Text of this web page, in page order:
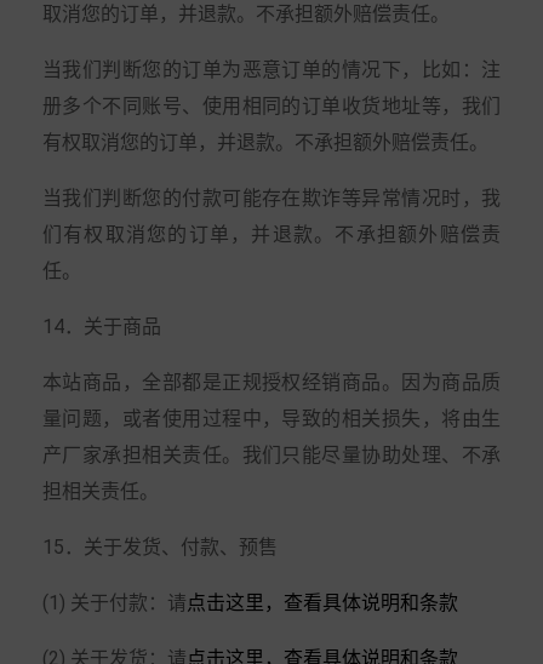
取消您的订单，并退款。不承担额外赔偿责任。
当我们判断您的订单为恶意订单的情况下，比如：注
册多个不同账号、使用相同的订单收货地址等，我们
有权取消您的订单，并退款。不承担额外赔偿责任。
当我们判断您的付款可能存在欺诈等异常情况时，我
们有权取消您的订单，并退款。不承担额外赔偿责
任。
14．关于商品
本站商品，全部都是正规授权经销商品。因为商品质
量问题，或者使用过程中，导致的相关损失，将由生
产厂家承担相关责任。我们只能尽量协助处理、不承
担相关责任。
15．关于发货、付款、预售
(1) 关于付款：请点击这里，查看具体说明和条款
(2) 关于发货：请点击这里，查看具体说明和条款